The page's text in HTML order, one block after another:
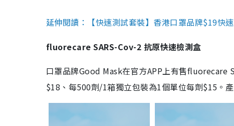
延伸閱讀：【快速測試套裝】香港口罩品牌$19快
fluorecare SARS-Cov-2 抗原快速檢測盒
口罩品牌Good Mask在官方APP上有售fluorecare
$18、每500劑/1箱獨立包裝為1個單位每劑$15。